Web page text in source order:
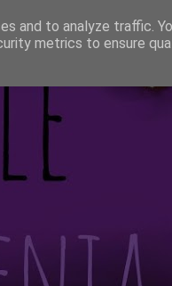
and to analyze traffic.
metrics to ensure